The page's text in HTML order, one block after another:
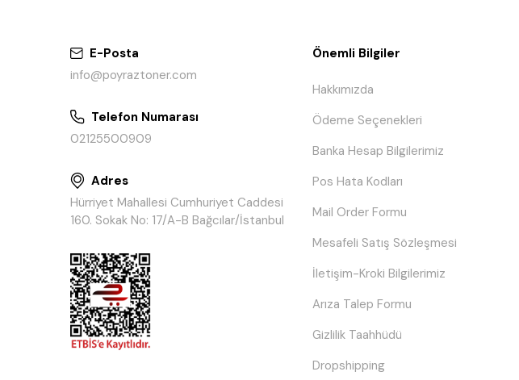
E-Posta
info@poyraztoner.com
Telefon Numarası
02125500909
Adres
Hürriyet Mahallesi Cumhuriyet Caddesi
160. Sokak No: 17/A-B Bağcılar/İstanbul
Önemli Bilgiler
Hakkımızda
Ödeme Seçenekleri
Banka Hesap Bilgilerimiz
Pos Hata Kodları
Mail Order Formu
Mesafeli Satış Sözleşmesi
İletişim-Kroki Bilgilerimiz
Arıza Talep Formu
Gizlilik Taahhüdü
Dropshipping